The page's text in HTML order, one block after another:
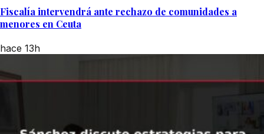
Fiscalía intervendrá ante rechazo de comunidades a
menores en Ceuta
hace 13h